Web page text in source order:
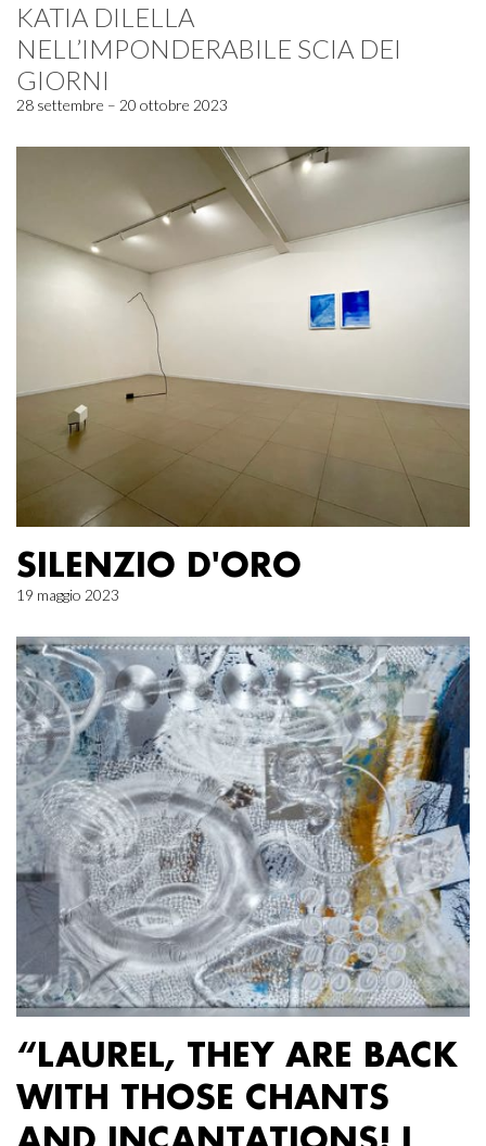
KATIA DILELLA
NELL’IMPONDERABILE SCIA DEI
GIORNI
28 settembre – 20 ottobre 2023
SILENZIO D'ORO
19 maggio 2023
“LAUREL, THEY ARE BACK
WITH THOSE CHANTS